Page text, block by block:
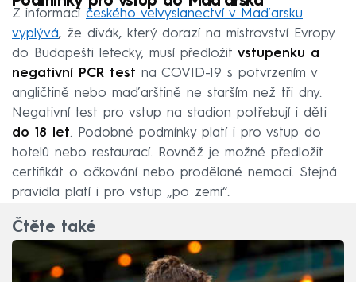
Z informací českého velvyslanectví v Maďarsku
vyplývá, že divák, který dorazí na mistrovství Evropy
do Budapešti letecky, musí předložit vstupenku a
negativní PCR test na COVID-19 s potvrzením v
angličtině nebo maďarštině ne starším než tři dny.
Negativní test pro vstup na stadion potřebují i děti
do 18 let. Podobné podmínky platí i pro vstup do
hotelů nebo restaurací. Rovněž je možné předložit
certifikát o očkování nebo prodělané nemoci. Stejná
pravidla platí i pro vstup „po zemi“.
Čtěte také